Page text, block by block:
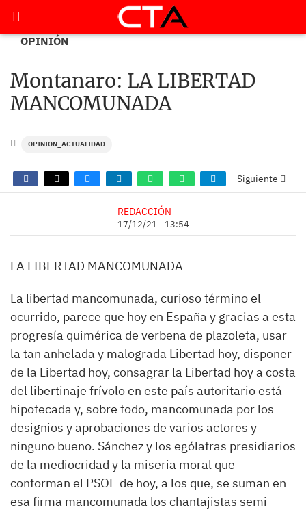
OPINIÓN
Montanaro: LA LIBERTAD
MANCOMUNADA
OPINION_ACTUALIDAD
Siguiente
REDACCIÓN
17/12/21 - 13:54
LA LIBERTAD MANCOMUNADA
La libertad mancomunada, curioso término el
ocurrido, parece que hoy en España y gracias a esta
progresía quimérica de verbena de plazoleta, usar
la tan anhelada y malograda Libertad hoy, disponer
de la Libertad hoy, consagrar la Libertad hoy a costa
del libertinaje frívolo en este país autoritario está
hipotecada y, sobre todo, mancomunada por los
designios y aprobaciones de varios actores y
ninguno bueno. Sánchez y los ególatras presidiarios
de la mediocridad y la miseria moral que
conforman el PSOE de hoy, a los que, se suman en
esa firma mancomunada los chantajistas semi